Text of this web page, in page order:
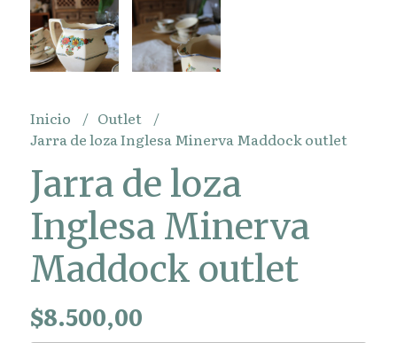
Inicio
Outlet
Jarra de loza Inglesa Minerva Maddock outlet
Jarra de loza
Inglesa Minerva
Maddock outlet
$8.500,00